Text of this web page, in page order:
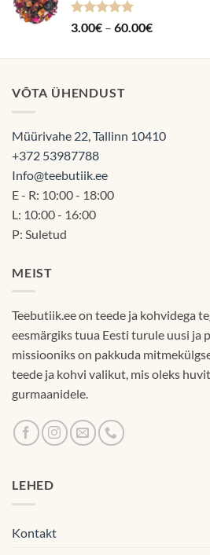
Hinnanguga
3.00€ – 60.00€
kuni
VÕTA ÜHENDUST
Müürivahe 22, Tallinn 10410
+372 53987788
Info@teebutiik.ee
E - R: 10:00 - 18:00
L: 10:00 - 16:00
P: Suletud
MEIST
Teebutiik.ee on teede ja kohvidega
eesmärgiks tuua Eesti turule uusi ja
missiooniks on pakkuda
teede ja kohvi valikut, mis oleks
gurmaanidele.
LEHED
Kontakt